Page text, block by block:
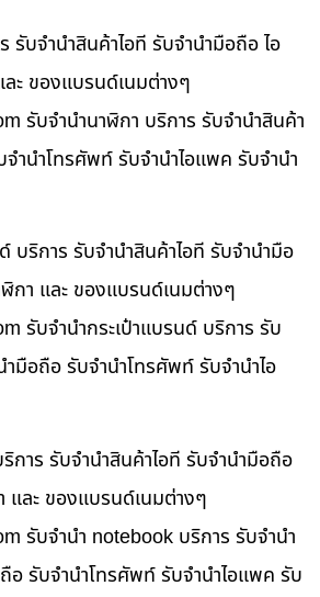
รับจำนำสินค้าไอที รับจำนำมือถือ ไอ
ะ ของแบรนด์เนมต่างๆ
รับจำนำนาฬิกา บริการ รับจำนำสินค้า
ำนำโทรศัพท์ รับจำนำไอแพค รับจำนำ
บริการ รับจำนำสินค้าไอที รับจำนำมือ
กา และ ของแบรนด์เนมต่างๆ
รับจำนำกระเป๋าแบรนด์ บริการ รับ
ำมือถือ รับจำนำโทรศัพท์ รับจำนำไอ
การ รับจำนำสินค้าไอที รับจำนำมือถือ
และ ของแบรนด์เนมต่างๆ
รับจำนำ notebook บริการ รับจำนำ
อ รับจำนำโทรศัพท์ รับจำนำไอแพค รับ